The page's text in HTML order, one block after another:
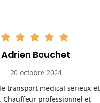
Adrien Bouchet
20 octobre 2024
transport médical sérieux et
Chauffeur professionnel et